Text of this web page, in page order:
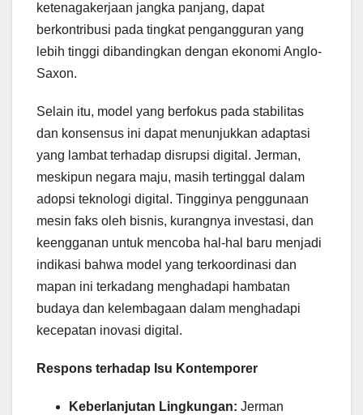
ketenagakerjaan jangka panjang, dapat
berkontribusi pada tingkat pengangguran yang
lebih tinggi dibandingkan dengan ekonomi Anglo-
Saxon.
Selain itu, model yang berfokus pada stabilitas
dan konsensus ini dapat menunjukkan adaptasi
yang lambat terhadap disrupsi digital. Jerman,
meskipun negara maju, masih tertinggal dalam
adopsi teknologi digital. Tingginya penggunaan
mesin faks oleh bisnis, kurangnya investasi, dan
keengganan untuk mencoba hal-hal baru menjadi
indikasi bahwa model yang terkoordinasi dan
mapan ini terkadang menghadapi hambatan
budaya dan kelembagaan dalam menghadapi
kecepatan inovasi digital.
Respons terhadap Isu Kontemporer
Keberlanjutan Lingkungan: Jerman